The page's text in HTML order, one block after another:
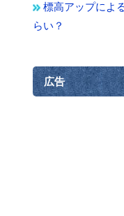
標高アップによ
らい？
広告